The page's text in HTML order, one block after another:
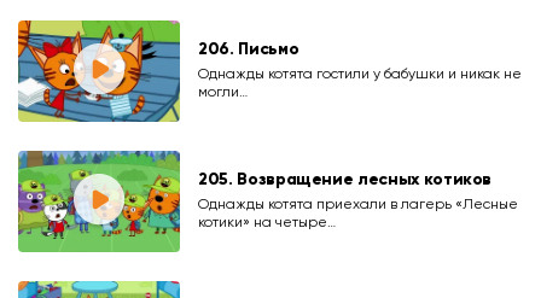
206. Письмо
Однажды котята гостили у бабушки и никак не
могли…
205. Возвращение лесных котиков
Однажды котята приехали в лагерь «Лесные
котики» на четыре…